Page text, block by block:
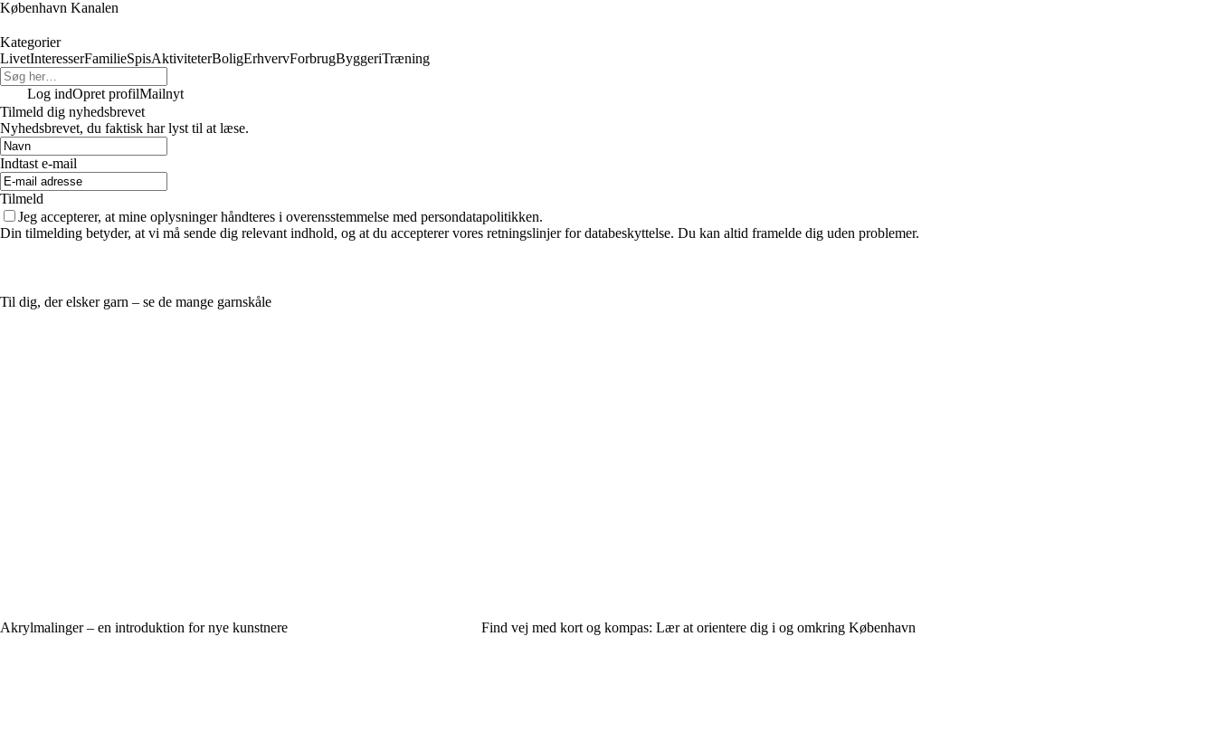
København Kanalen
Kategorier
LivetInteresserFamilieSpisAktiviteterBoligErhvervForbrugByggeriTræning
Log indOpret profilMailnyt
Tilmeld dig nyhedsbrevet
Nyhedsbrevet, du faktisk har lyst til at læse.
Indtast e-mail
Tilmeld
Jeg accepterer, at mine oplysninger håndteres i overensstemmelse med persondatapolitikken.
Din tilmelding betyder, at vi må sende dig relevant indhold, og at du accepterer vores retningslinjer for databeskyttelse. Du kan altid framelde dig uden problemer.
Til dig, der elsker garn – se de mange garnskåle
Akrylmalinger – en introduktion for nye kunstnere Find vej med kort og kompas: Lær at orientere dig i og omkring København